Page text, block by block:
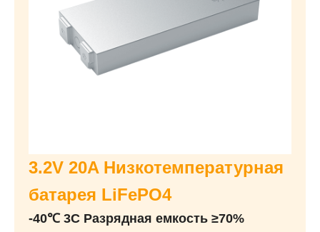
3.2V 20A Низкотемпературная
батарея LiFePO4
-40℃ 3C Разрядная емкость ≥70%